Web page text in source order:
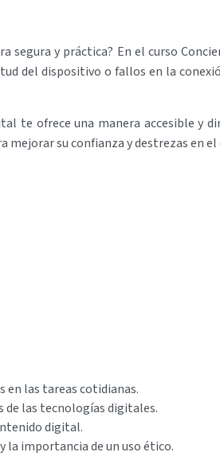
segura y práctica? En el curso
del dispositivo o fallos en la
te ofrece una manera accesible y
mejorar su confianza y destrezas en
en las tareas cotidianas.
de las tecnologías digitales.
digital.
la importancia de un uso ético.